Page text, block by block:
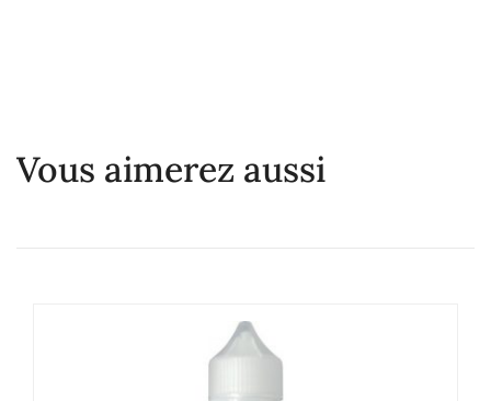
Vous aimerez aussi